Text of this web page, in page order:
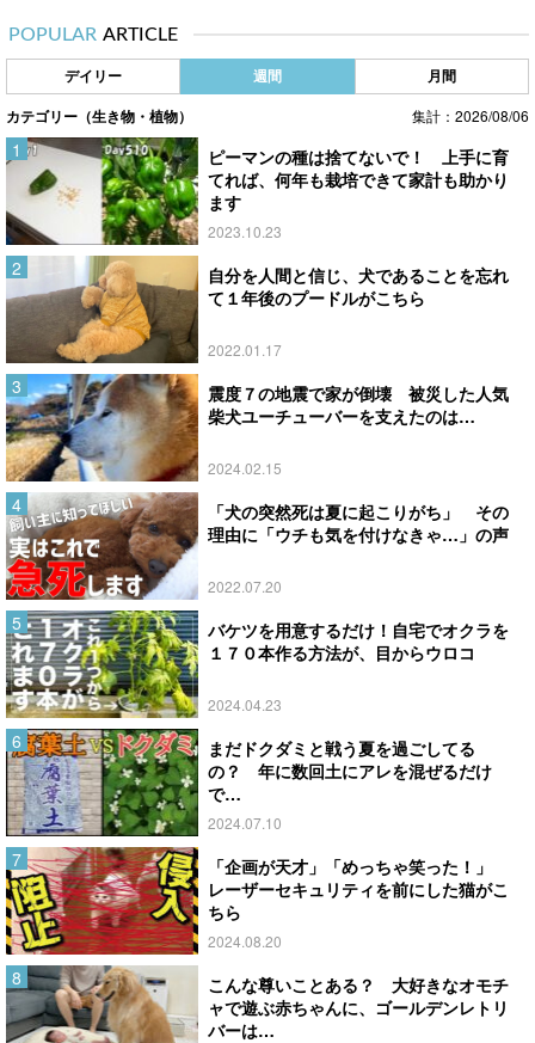
POPULAR ARTICLE
デイリー 週間 月間
カテゴリー（生き物・植物） 集計：2026/08/06
ピーマンの種は捨てないで！ 上手に育
てれば、何年も栽培できて家計も助かり
ます
2023.10.23
自分を人間と信じ、犬であることを忘れ
て１年後のプードルがこちら
2022.01.17
震度７の地震で家が倒壊 被災した人気
柴犬ユーチューバーを支えたのは…
2024.02.15
「犬の突然死は夏に起こりがち」 その
理由に「ウチも気を付けなきゃ…」の声
2022.07.20
バケツを用意するだけ！自宅でオクラを
１７０本作る方法が、目からウロコ
2024.04.23
まだドクダミと戦う夏を過ごしてる
の？ 年に数回土にアレを混ぜるだけ
で…
2024.07.10
「企画が天才」「めっちゃ笑った！」
レーザーセキュリティを前にした猫がこ
ちら
2024.08.20
こんな尊いことある？ 大好きなオモチ
ャで遊ぶ赤ちゃんに、ゴールデンレトリ
バーは…